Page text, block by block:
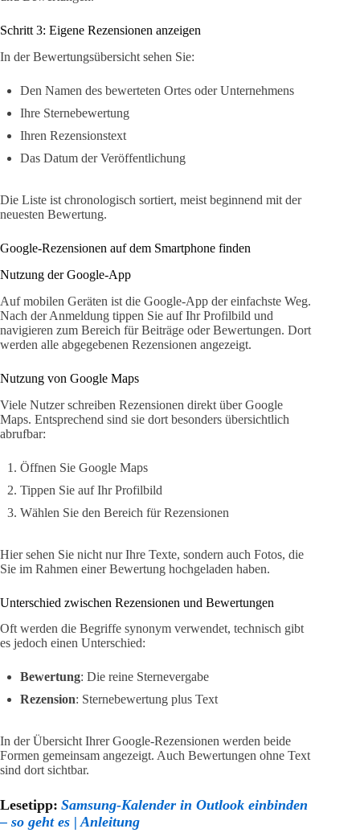
Schritt 3: Eigene Rezensionen anzeigen
In der Bewertungsübersicht sehen Sie:
Den Namen des bewerteten Ortes oder Unternehmens
Ihre Sternebewertung
Ihren Rezensionstext
Das Datum der Veröffentlichung
Die Liste ist chronologisch sortiert, meist beginnend mit der
neuesten Bewertung.
Google-Rezensionen auf dem Smartphone finden
Nutzung der Google-App
Auf mobilen Geräten ist die Google-App der einfachste Weg.
Nach der Anmeldung tippen Sie auf Ihr Profilbild und
navigieren zum Bereich für Beiträge oder Bewertungen. Dort
werden alle abgegebenen Rezensionen angezeigt.
Nutzung von Google Maps
Viele Nutzer schreiben Rezensionen direkt über Google
Maps. Entsprechend sind sie dort besonders übersichtlich
abrufbar:
Öffnen Sie Google Maps
Tippen Sie auf Ihr Profilbild
Wählen Sie den Bereich für Rezensionen
Hier sehen Sie nicht nur Ihre Texte, sondern auch Fotos, die
Sie im Rahmen einer Bewertung hochgeladen haben.
Unterschied zwischen Rezensionen und Bewertungen
Oft werden die Begriffe synonym verwendet, technisch gibt
es jedoch einen Unterschied:
Bewertung: Die reine Sternevergabe
Rezension: Sternebewertung plus Text
In der Übersicht Ihrer Google-Rezensionen werden beide
Formen gemeinsam angezeigt. Auch Bewertungen ohne Text
sind dort sichtbar.
Lesetipp: Samsung-Kalender in Outlook einbinden
– so geht es | Anleitung